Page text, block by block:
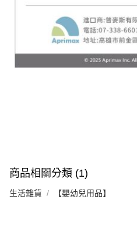
商品相關分類 (1)
生活雜貨 【嬰幼兒用品】